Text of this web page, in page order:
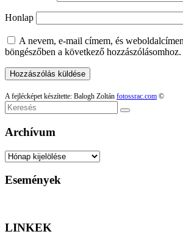
Honlap
A nevem, e-mail címem, és
böngészőben a következő hozzászólásomhoz.
A fejlécképet készítette: Balogh Zoltán fotossrac.com ©
Keresés
Archívum
Archívum
Események
LINKEK